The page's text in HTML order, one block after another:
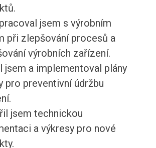
jsem s výrobním
při zlepšování procesů a
výrobních zařízení.
jsem a implementoval plány
pro preventivní údržbu
jsem technickou
a výkresy pro nové